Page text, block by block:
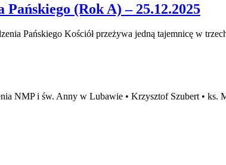
(Rok A) – 25.12.2025
Pańskiego Kościół przeżywa jedną tajemnicę w
NMP i św. Anny w Lubawie • Krzysztof Szubert • ks.